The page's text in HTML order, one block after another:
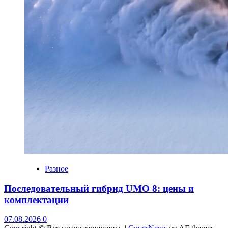
Разное
Последовательный гибрид UMO 8: цены и
комплектации
07.08.2026 0